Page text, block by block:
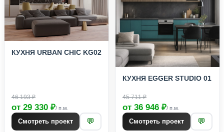
КУХНЯ URBAN CHIC KG02
46 193 ₽
от 29 330 ₽/ п.м.
Смотреть проект 💬
КУХНЯ EGGER STUDIO 01
45 711 ₽
от 36 946 ₽/ п.м.
Смотреть проект 💬